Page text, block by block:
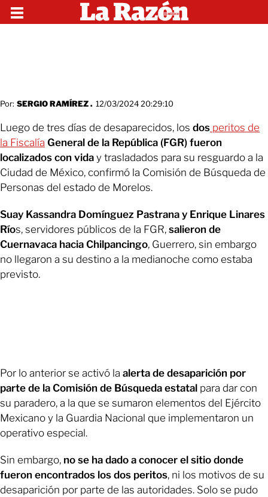
Por: SERGIO RAMÍREZ . 12/03/2024 20:29:10
Luego de tres días de desaparecidos, los dos peritos de
la Fiscalía General de la República (FGR) fueron
localizados con vida y trasladados para su resguardo a la
Ciudad de México, confirmó la Comisión de Búsqueda de
Personas del estado de Morelos.
Suay Kassandra Domínguez Pastrana y Enrique Linares
Ríos, servidores públicos de la FGR, salieron de
Cuernavaca hacia Chilpancingo, Guerrero, sin embargo
no llegaron a su destino a la medianoche como estaba
previsto.
Por lo anterior se activó la alerta de desaparición por
parte de la Comisión de Búsqueda estatal para dar con
su paradero, a la que se sumaron elementos del Ejército
Mexicano y la Guardia Nacional que implementaron un
operativo especial.
Sin embargo, no se ha dado a conocer el sitio donde
fueron encontrados los dos peritos, ni los motivos de su
desaparición por parte de las autoridades. Solo se pudo